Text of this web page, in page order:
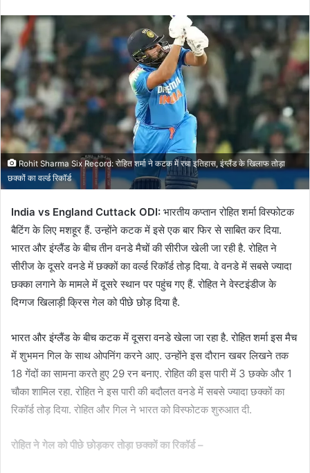
Rohit Sharma Six Record: रोहित शर्मा ने कटक में रचा इतिहास, इंग्लैंड के खिलाफ तोड़ा
छक्कों का वर्ल्ड रिकॉर्ड
India vs England Cuttack ODI: भारतीय कप्तान रोहित शर्मा विस्फोटक
बैटिंग के लिए मशहूर हैं. उन्होंने कटक में इसे एक बार फिर से साबित कर दिया.
भारत और इंग्लैंड के बीच तीन वनडे मैचों की सीरीज खेली जा रही है. रोहित ने
सीरीज के दूसरे वनडे में छक्कों का वर्ल्ड रिकॉर्ड तोड़ दिया. वे वनडे में सबसे ज्यादा
छक्का लगाने के मामले में दूसरे स्थान पर पहुंच गए हैं. रोहित ने वेस्टइंडीज के
दिग्गज खिलाड़ी क्रिस गेल को पीछे छोड़ दिया है.
भारत और इंग्लैंड के बीच कटक में दूसरा वनडे खेला जा रहा है. रोहित शर्मा इस मैच
में शुभमन गिल के साथ ओपनिंग करने आए. उन्होंने इस दौरान खबर लिखने तक
18 गेंदों का सामना करते हुए 29 रन बनाए. रोहित की इस पारी में 3 छक्के और 1
चौका शामिल रहा. रोहित ने इस पारी की बदौलत वनडे में सबसे ज्यादा छक्कों का
रिकॉर्ड तोड़ दिया. रोहित और गिल ने भारत को विस्फोटक शुरुआत दी.
रोहित ने गेल को पीछे छोड़कर तोड़ा छक्कों का रिकॉर्ड –